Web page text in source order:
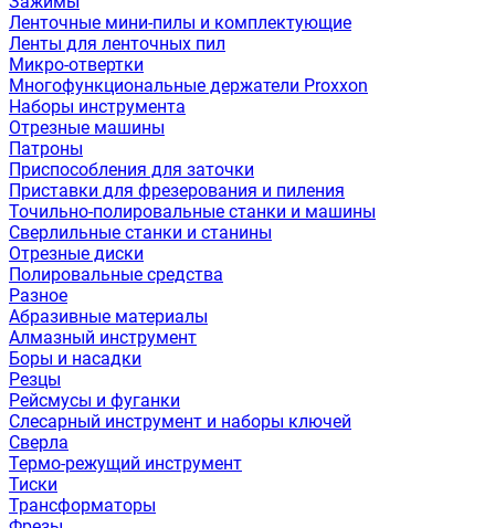
Ленточные мини-пилы и комплектующие
Ленты для ленточных пил
Микро-отвертки
Многофункциональные держатели Proxxon
Наборы инструмента
Отрезные машины
Патроны
Приспособления для заточки
Приставки для фрезерования и пиления
Точильно-полировальные станки и машины
Сверлильные станки и станины
Отрезные диски
Полировальные средства
Разное
Абразивные материалы
Алмазный инструмент
Боры и насадки
Резцы
Рейсмусы и фуганки
Слесарный инструмент и наборы ключей
Сверла
Термо-режущий инструмент
Тиски
Трансформаторы